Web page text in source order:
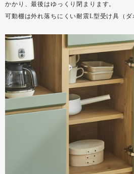
かかり、最後はゆっくり閉まります。
可動棚は外れ落ちにくい耐震L型受け具（ダ